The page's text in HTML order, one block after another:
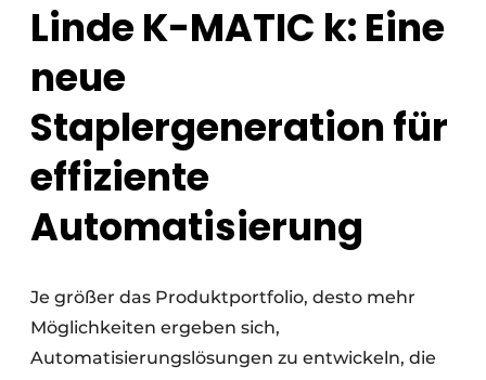
Linde K-MATIC k: Eine
neue
Staplergeneration für
effiziente
Automatisierung
Je größer das Produktportfolio, desto mehr
Möglichkeiten ergeben sich,
Automatisierungslösungen zu entwickeln, die